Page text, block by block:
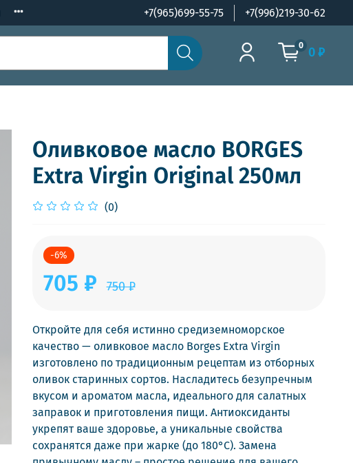
+7(965)699-55-75 +7(996)219-30-62
0 0 ₽
Оливковое масло BORGES
Extra Virgin Original 250мл
(0)
-6%
705 ₽ 750 ₽
Откройте для себя истинно средиземноморское
качество — оливковое масло Borges Extra Virgin
изготовлено по традиционным рецептам из отборных
оливок старинных сортов. Насладитесь безупречным
вкусом и ароматом масла, идеального для салатных
заправок и приготовления пищи. Антиоксиданты
укрепят ваше здоровье, а уникальные свойства
сохранятся даже при жарке (до 180°C). Замена